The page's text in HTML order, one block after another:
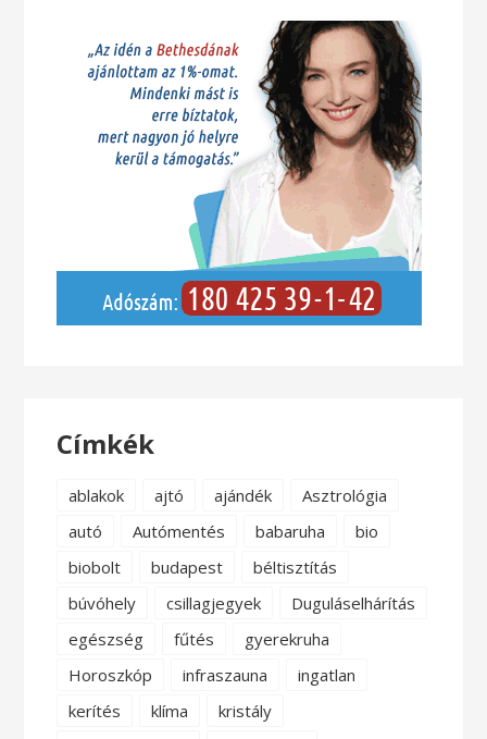
Címkék
ablakok ajtó ajándék
Asztrológia
autó
Autómentés babaruha
bio
biobolt
budapest
béltisztítás
búvóhely
csillagjegyek
Duguláselhárítás
egészség
fűtés
gyerekruha
Horoszkóp
infraszauna
ingatlan
kerítés
klíma
kristály